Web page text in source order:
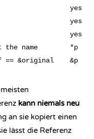
yes
yes
yes
name        *p  or
kann niemals neu
an sie kopiert einen
lässt die Referenz